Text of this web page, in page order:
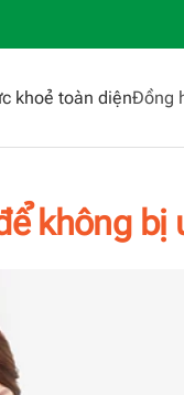
khoẻ toàn diệnĐồng
không bị